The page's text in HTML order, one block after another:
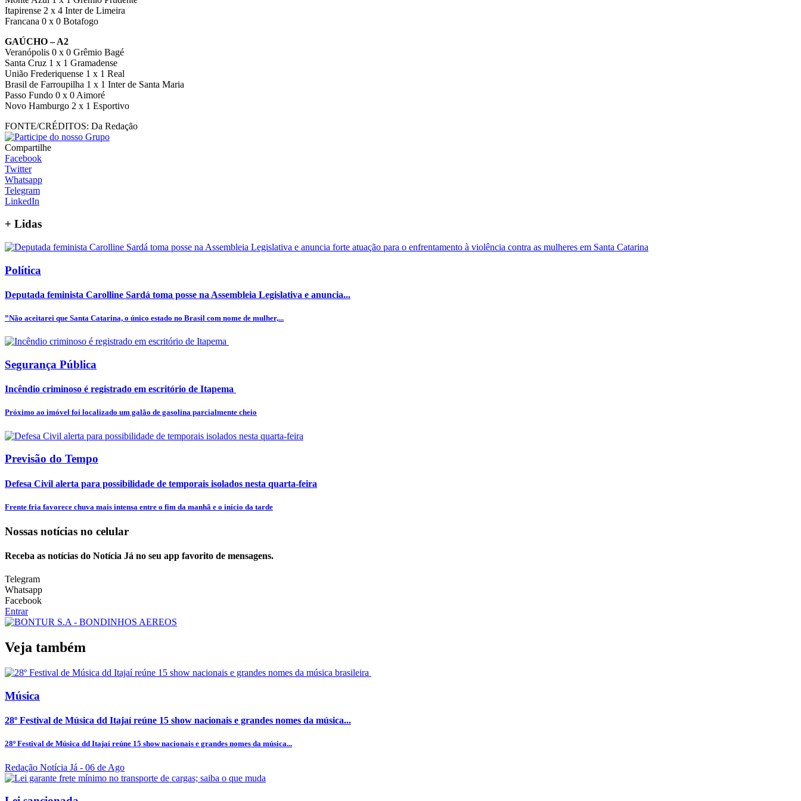
Itapirense 2 x 4 Inter de Limeira
Francana 0 x 0 Botafogo
GAÚCHO – A2
Veranópolis 0 x 0 Grêmio Bagé
Santa Cruz 1 x 1 Gramadense
União Frederiquense 1 x 1 Real
Brasil de Farroupilha 1 x 1 Inter de Santa Maria
Passo Fundo 0 x 0 Aimoré
Novo Hamburgo 2 x 1 Esportivo
FONTE/CRÉDITOS: Da Redação
Compartilhe
Facebook
Twitter
Whatsapp
Telegram
LinkedIn
+ Lidas
Política
Deputada feminista Carolline Sardá toma posse na Assembleia Legislativa e anuncia...
”Não aceitarei que Santa Catarina, o único estado no Brasil com nome de mulher,...
Segurança Pública
Incêndio criminoso é registrado em escritório de Itapema
Próximo ao imóvel foi localizado um galão de gasolina parcialmente cheio
Previsão do Tempo
Defesa Civil alerta para possibilidade de temporais isolados nesta quarta-feira
Frente fria favorece chuva mais intensa entre o fim da manhã e o início da tarde
Nossas notícias no celular
Receba as notícias do Notícia Já no seu app favorito de mensagens.
Telegram
Whatsapp
Facebook
Entrar
Veja também
Música
28º Festival de Música dd Itajaí reúne 15 show nacionais e grandes nomes da música...
28º Festival de Música dd Itajaí reúne 15 show nacionais e grandes nomes da música...
Redação Notícia Já - 06 de Ago